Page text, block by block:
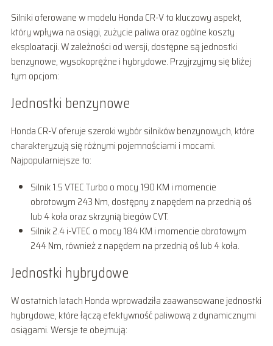
Silniki oferowane w modelu Honda CR-V to kluczowy aspekt,
który wpływa na osiągi, zużycie paliwa oraz ogólne koszty
eksploatacji. W zależności od wersji, dostępne są jednostki
benzynowe, wysokoprężne i hybrydowe. Przyjrzyjmy się bliżej
tym opcjom:
Jednostki benzynowe
Honda CR-V oferuje szeroki wybór silników benzynowych, które
charakteryzują się różnymi pojemnościami i mocami.
Najpopularniejsze to:
Silnik 1.5 VTEC Turbo o mocy 190 KM i momencie
obrotowym 243 Nm, dostępny z napędem na przednią oś
lub 4 koła oraz skrzynią biegów CVT.
Silnik 2.4 i-VTEC o mocy 184 KM i momencie obrotowym
244 Nm, również z napędem na przednią oś lub 4 koła.
Jednostki hybrydowe
W ostatnich latach Honda wprowadziła zaawansowane jednostki
hybrydowe, które łączą efektywność paliwową z dynamicznymi
osiągami. Wersje te obejmują: